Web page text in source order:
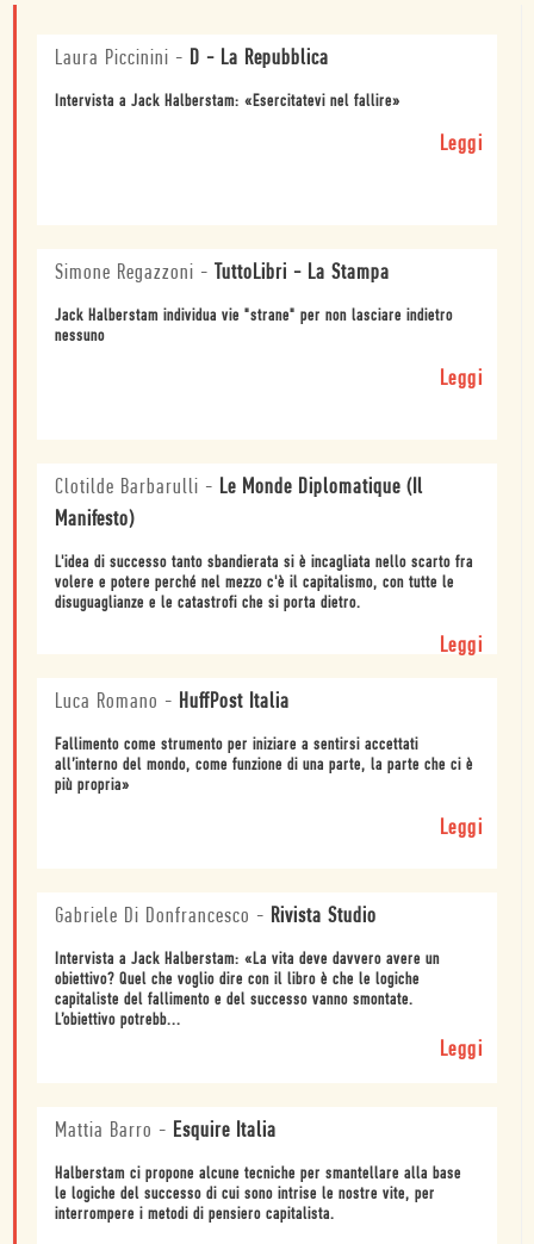
Laura Piccinini - D - La Repubblica
Intervista a Jack Halberstam: «Esercitatevi nel fallire»
Leggi
Simone Regazzoni - TuttoLibri - La Stampa
Jack Halberstam individua vie "strane" per non lasciare indietro
nessuno
Leggi
Clotilde Barbarulli - Le Monde Diplomatique (Il
Manifesto)
L'idea di successo tanto sbandierata si è incagliata nello scarto fra
volere e potere perché nel mezzo c'è il capitalismo, con tutte le
disuguaglianze e le catastrofi che si porta dietro.
Leggi
Luca Romano - HuffPost Italia
Fallimento come strumento per iniziare a sentirsi accettati
all’interno del mondo, come funzione di una parte, la parte che ci è
più propria»
Leggi
Gabriele Di Donfrancesco - Rivista Studio
Intervista a Jack Halberstam: «La vita deve davvero avere un
obiettivo? Quel che voglio dire con il libro è che le logiche
capitaliste del fallimento e del successo vanno smontate.
L’obiettivo potrebb...
Leggi
Mattia Barro - Esquire Italia
Halberstam ci propone alcune tecniche per smantellare alla base
le logiche del successo di cui sono intrise le nostre vite, per
interrompere i metodi di pensiero capitalista.